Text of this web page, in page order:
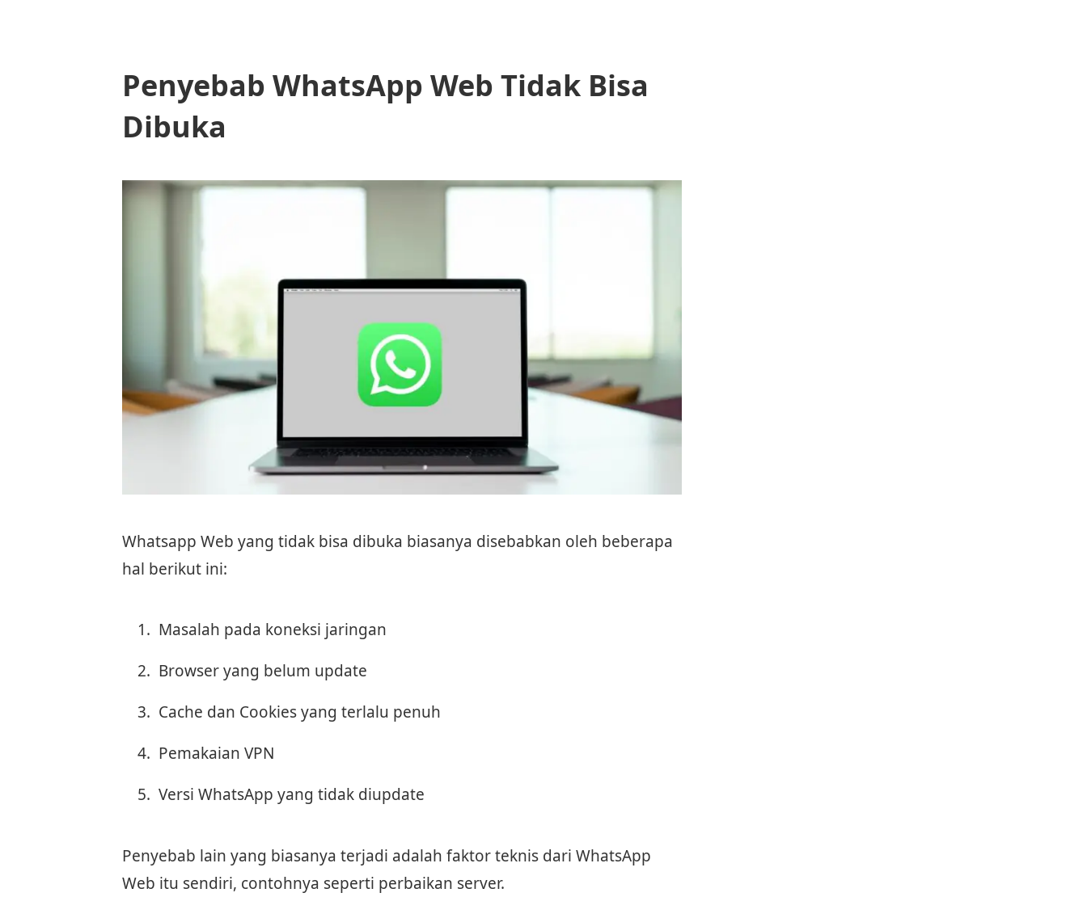
Penyebab WhatsApp Web Tidak Bisa
Dibuka
Whatsapp Web yang tidak bisa dibuka biasanya disebabkan oleh beberapa
hal berikut ini:
Masalah pada koneksi jaringan
Browser yang belum update
Cache dan Cookies yang terlalu penuh
Pemakaian VPN
Versi WhatsApp yang tidak diupdate
Penyebab lain yang biasanya terjadi adalah faktor teknis dari WhatsApp
Web itu sendiri, contohnya seperti perbaikan server.